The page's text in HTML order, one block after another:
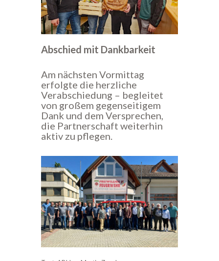
Abschied mit Dankbarkeit
Am nächsten Vormittag
erfolgte die herzliche
Verabschiedung – begleitet
von großem gegenseitigem
Dank und dem Versprechen,
die Partnerschaft weiterhin
aktiv zu pflegen.